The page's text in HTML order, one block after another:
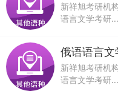
新祥旭考研机
语言文学考研
俄语语言
新祥旭考研机
语言文学考研